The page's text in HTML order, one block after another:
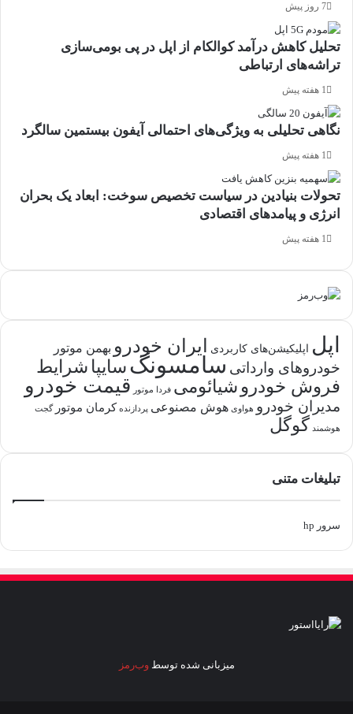
7 روز پیش
تحلیل کاهش درآمد کوالکام از اپل در پی بومی‌سازی
تراشه‌های ارتباطی
1 هفته پیش
نگاهی تحلیلی به ویژگی‌های احتمالی آیفون بیستمین سالگرد
1 هفته پیش
تحولات بنیادین در سیاست تخصیص سوخت: ابعاد یک بحران
انرژی و پیامدهای اقتصادی
1 هفته پیش
اپل اپلیکیشن‌های کاربردی ایران خودرو بهمن موتور
خودروهای وارداتی سامسونگ سایپا شرایط
فروش خودرو شیائومی فردا موتور قیمت خودرو
مدیران خودرو هواوی هوش مصنوعی پردازنده کرمان موتور گجت
هوشمند گوگل
تبلیغات متنی
سرور hp
میزبانی شده توسطوب‌رمز